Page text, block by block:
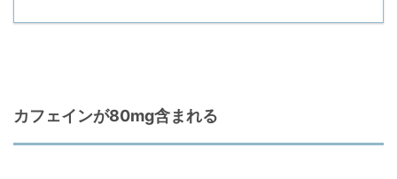
カフェインが80mg含まれる